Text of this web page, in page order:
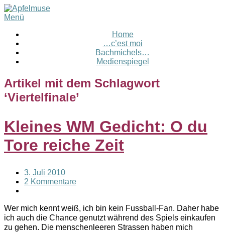
Menü
Home
…c’est moi
Bachmichels…
Medienspiegel
Artikel mit dem Schlagwort
‘Viertelfinale’
Kleines WM Gedicht: O du
Tore reiche Zeit
3. Juli 2010
2 Kommentare
Wer mich kennt weiß, ich bin kein Fussball-Fan. Daher habe
ich auch die Chance genutzt während des Spiels einkaufen
zu gehen. Die menschenleeren Strassen haben mich